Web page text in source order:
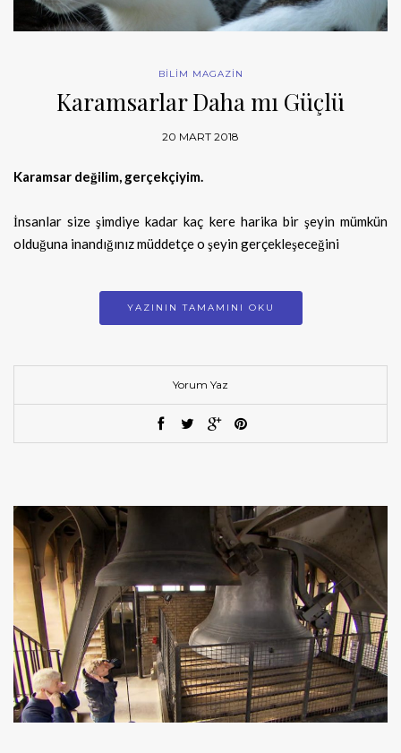
BİLİM MAGAZİN
Karamsarlar Daha mı Güçlü
20 MART 2018
Karamsar değilim, gerçekçiyim.
İnsanlar size şimdiye kadar kaç kere harika bir şeyin mümkün
olduğuna inandığınız müddetçe o şeyin gerçekleşeceğini
YAZININ TAMAMINI OKU
Yorum Yaz